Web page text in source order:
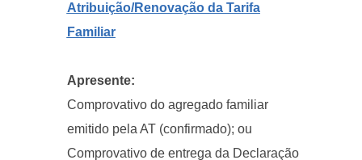
Atribuição/Renovação da Tarifa
Familiar
Apresente:
Comprovativo do agregado familiar
emitido pela AT (confirmado); ou
Comprovativo de entrega da Declaração